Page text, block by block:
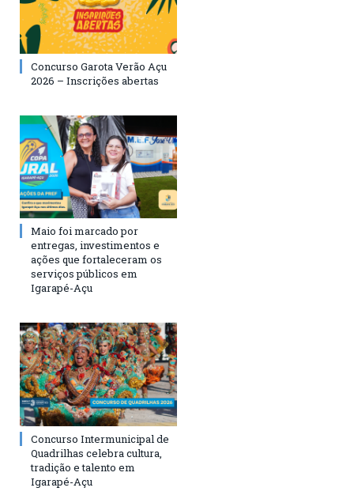
Concurso Garota Verão Açu
2026 – Inscrições abertas
Maio foi marcado por
entregas, investimentos e
ações que fortaleceram os
serviços públicos em
Igarapé-Açu
Concurso Intermunicipal de
Quadrilhas celebra cultura,
tradição e talento em
Igarapé-Açu